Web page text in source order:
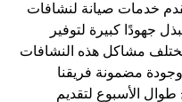
خدمات صيانة لنشافات
جهودًا كبيرة لتوفير
مشاكل هذه النشافات
مضمونة فريقنا
الأسبوع لتقديم